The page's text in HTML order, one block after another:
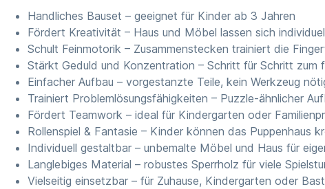
Handliches Bauset – geeignet für Kinder ab 3 Jahren
Fördert Kreativität – Haus und Möbel lassen sich
Schult Feinmotorik – Zusammenstecken trainiert die
Stärkt Geduld und Konzentration – Schritt für Schritt zum
Einfacher Aufbau – vorgestanzte Teile, kein Werkzeug
Trainiert Problemlösungsfähigkeiten – Puzzle-ähnlicher
Fördert Teamwork – ideal für Kindergarten oder
Rollenspiel & Fantasie – Kinder können das Puppenhaus
Individuell gestaltbar – unbemalte Möbel und Haus für
Langlebiges Material – robustes Sperrholz für viele
Vielseitig einsetzbar – für Zuhause, Kindergarten oder